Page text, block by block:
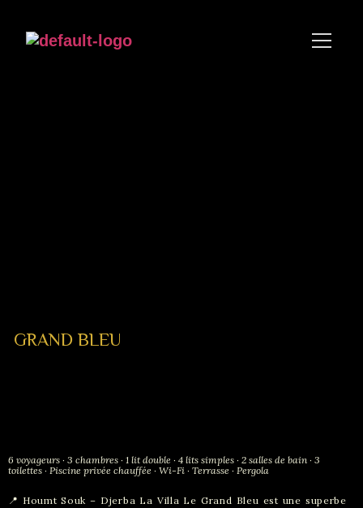
GRAND BLEU
6 voyageurs · 3 chambres · 1 lit double · 4 lits simples · 2 salles de bain · 3
toilettes · Piscine privée chauffée · Wi-Fi · Terrasse · Pergola
📍 Houmt Souk – Djerba La Villa Le Grand Bleu est une superbe